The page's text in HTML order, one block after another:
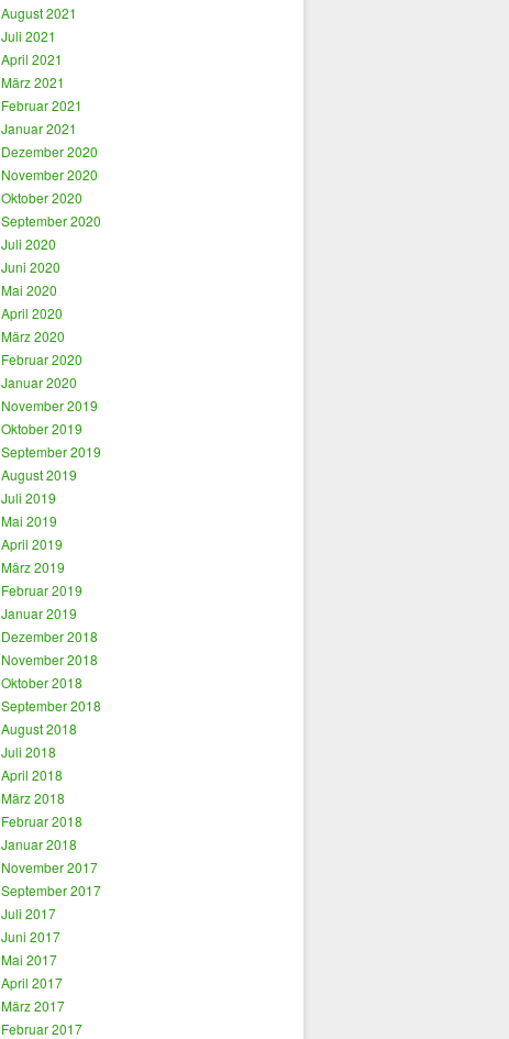
August 2021
Juli 2021
April 2021
März 2021
Februar 2021
Januar 2021
Dezember 2020
November 2020
Oktober 2020
September 2020
Juli 2020
Juni 2020
Mai 2020
April 2020
März 2020
Februar 2020
Januar 2020
November 2019
Oktober 2019
September 2019
August 2019
Juli 2019
Mai 2019
April 2019
März 2019
Februar 2019
Januar 2019
Dezember 2018
November 2018
Oktober 2018
September 2018
August 2018
Juli 2018
April 2018
März 2018
Februar 2018
Januar 2018
November 2017
September 2017
Juli 2017
Juni 2017
Mai 2017
April 2017
März 2017
Februar 2017